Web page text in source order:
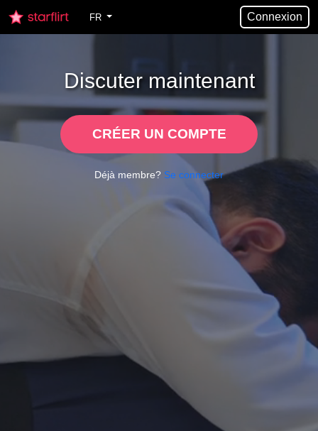
FR Connexion
Discuter maintenant
CRÉER UN COMPTE
Déjà membre? Se connecter